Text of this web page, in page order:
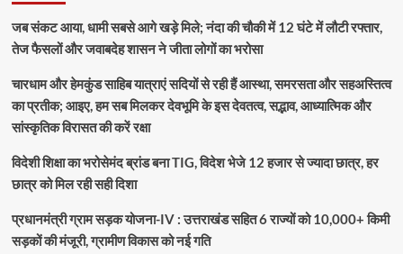
जब संकट आया, धामी सबसे आगे खड़े मिले; नंदा की चौकी में 12 घंटे में लौटी रफ्तार,
तेज फैसलों और जवाबदेह शासन ने जीता लोगों का भरोसा
चारधाम और हेमकुंड साहिब यात्राएं सदियों से रही हैं आस्था, समरसता और सहअस्तित्व
का प्रतीक; आइए, हम सब मिलकर देवभूमि के इस देवतत्व, सद्भाव, आध्यात्मिक और
सांस्कृतिक विरासत की करें रक्षा
विदेशी शिक्षा का भरोसेमंद ब्रांड बना TIG, विदेश भेजे 12 हजार से ज्यादा छात्र, हर
छात्र को मिल रही सही दिशा
प्रधानमंत्री ग्राम सड़क योजना-IV : उत्तराखंड सहित 6 राज्यों को 10,000+ किमी
सड़कों की मंजूरी, ग्रामीण विकास को नई गति